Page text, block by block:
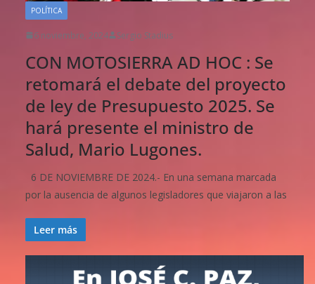
POLÍTICA
6 noviembre, 2024 Sergio Stadius
CON MOTOSIERRA AD HOC : Se
retomará el debate del proyecto
de ley de Presupuesto 2025. Se
hará presente el ministro de
Salud, Mario Lugones.
6 DE NOVIEMBRE DE 2024.- En una semana marcada
por la ausencia de algunos legisladores que viajaron a las
Leer más